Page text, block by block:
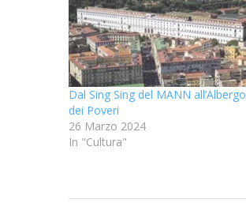
Dal Sing Sing del MANN all’Albergo
dei Poveri
26 Marzo 2024
In "Cultura"